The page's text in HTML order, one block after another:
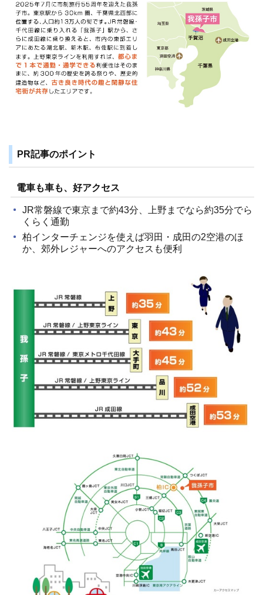
PR記事のポイント
電車も車も、好アクセス
JR常磐線で東京まで約43分、上野までなら約35分でら
くらく通勤
柏インターチェンジを使えば羽田・成田の2空港のほ
か、郊外レジャーへのアクセスも便利